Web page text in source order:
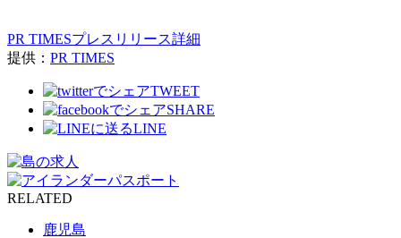
PR TIMESプレスリリース詳細
提供： PR TIMES
TWEET
SHARE
LINE
RELATED
鹿児島